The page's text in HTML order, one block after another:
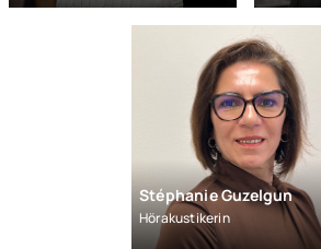
Stéphanie Guzelgun
Hörakustikerin